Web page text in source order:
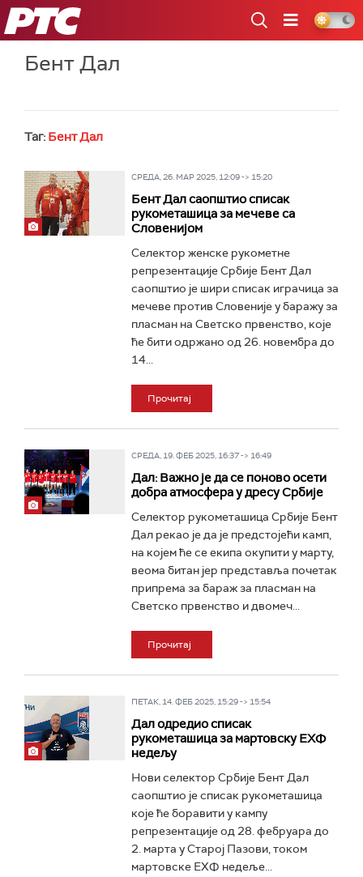
РТС
Бент Дал
Таг: Бент Дал
СРЕДА, 26. МАР 2025, 12:09 -> 15:20
Бент Дал саопштио списак
рукометашица за мечеве са
Словенијом
Селектор женске рукометне
репрезентације Србије Бент Дал
саопштио је шири списак играчица за
мечеве против Словеније у баражу за
пласман на Светско првенство, које
ће бити одржано од 26. новембра до
14...
Прочитај
СРЕДА, 19. ФЕБ 2025, 16:37 -> 16:49
Дал: Важно је да се поново осети
добра атмосфера у дресу Србије
Селектор рукометашица Србије Бент
Дал рекао је да је предстојећи камп,
на којем ће се екипа окупити у марту,
веома битан јер представља почетак
припрема за бараж за пласман на
Светско првенство и двомеч...
Прочитај
ПЕТАК, 14. ФЕБ 2025, 15:29 -> 15:54
Дал одредио списак
рукометашица за мартовску ЕХФ
недељу
Нови селектор Србије Бент Дал
саопштио је списак рукометашица
које ће боравити у кампу
репрезентације од 28. фебруара до
2. марта у Старој Пазови, током
мартовске ЕХФ недеље...